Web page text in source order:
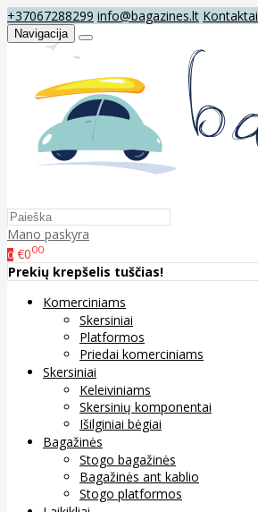
+37067288299 info@bagazines.lt Kontaktai
Navigacija
Mano paskyra
0 €000
Prekių krepšelis tuščias!
Komerciniams
Skersiniai
Platformos
Priedai komerciniams
Skersiniai
Keleiviniams
Skersinių komponentai
Išilginiai bėgiai
Bagažinės
Stogo bagažinės
Bagažinės ant kablio
Stogo platformos